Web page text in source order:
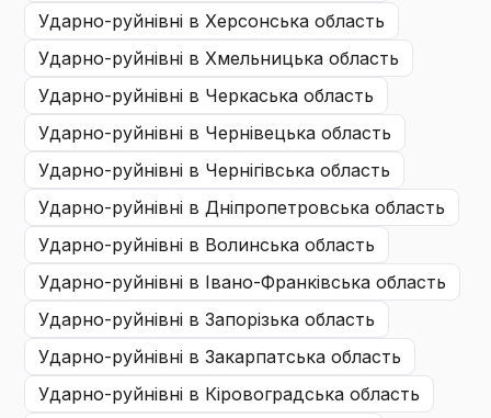
ударно-руйнівні в Херсонська область
ударно-руйнівні в Хмельницька область
ударно-руйнівні в Черкаська область
ударно-руйнівні в Чернівецька область
ударно-руйнівні в Чернігівська область
ударно-руйнівні в Дніпропетровська область
ударно-руйнівні в Волинська область
ударно-руйнівні в Івано-Франківська область
ударно-руйнівні в Запорізька область
ударно-руйнівні в Закарпатська область
ударно-руйнівні в Кіровоградська область